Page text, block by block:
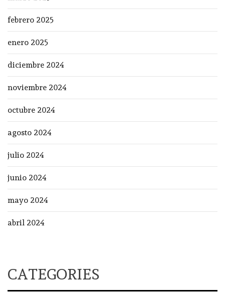
febrero 2025
enero 2025
diciembre 2024
noviembre 2024
octubre 2024
agosto 2024
julio 2024
junio 2024
mayo 2024
abril 2024
CATEGORIES